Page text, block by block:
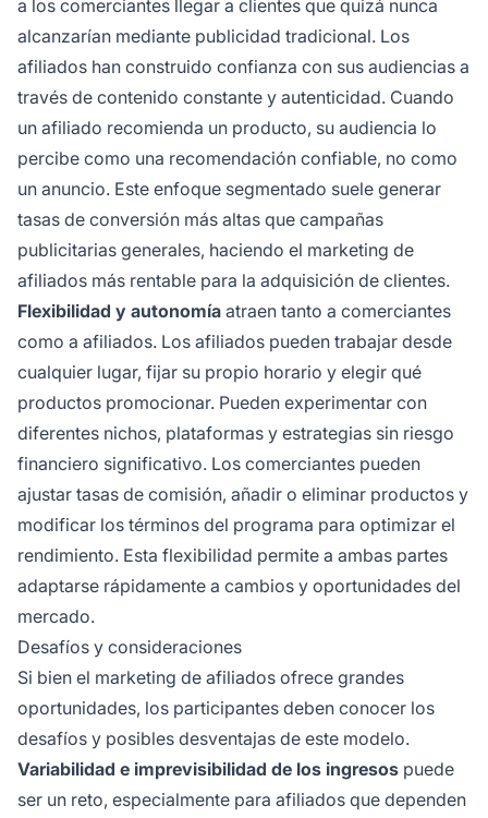
a los comerciantes llegar a clientes que quizá nunca
alcanzarían mediante publicidad tradicional. Los
afiliados han construido confianza con sus audiencias a
través de contenido constante y autenticidad. Cuando
un afiliado recomienda un producto, su audiencia lo
percibe como una recomendación confiable, no como
un anuncio. Este enfoque segmentado suele generar
tasas de conversión más altas que campañas
publicitarias generales, haciendo el marketing de
afiliados más rentable para la adquisición de clientes.
Flexibilidad y autonomía atraen tanto a comerciantes
como a afiliados. Los afiliados pueden trabajar desde
cualquier lugar, fijar su propio horario y elegir qué
productos promocionar. Pueden experimentar con
diferentes nichos, plataformas y estrategias sin riesgo
financiero significativo. Los comerciantes pueden
ajustar tasas de comisión, añadir o eliminar productos y
modificar los términos del programa para optimizar el
rendimiento. Esta flexibilidad permite a ambas partes
adaptarse rápidamente a cambios y oportunidades del
mercado.
Desafíos y consideraciones
Si bien el marketing de afiliados ofrece grandes
oportunidades, los participantes deben conocer los
desafíos y posibles desventajas de este modelo.
Variabilidad e imprevisibilidad de los ingresos puede
ser un reto, especialmente para afiliados que dependen